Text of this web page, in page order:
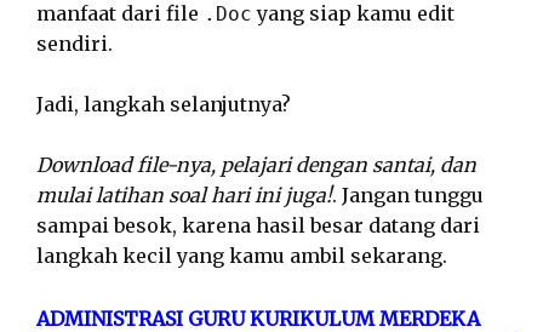
manfaat dari file .Doc yang siap kamu edit
sendiri.
Jadi, langkah selanjutnya?
Download file-nya, pelajari dengan santai, dan
mulai latihan soal hari ini juga!. Jangan tunggu
sampai besok, karena hasil besar datang dari
langkah kecil yang kamu ambil sekarang.
ADMINISTRASI GURU KURIKULUM MERDEKA